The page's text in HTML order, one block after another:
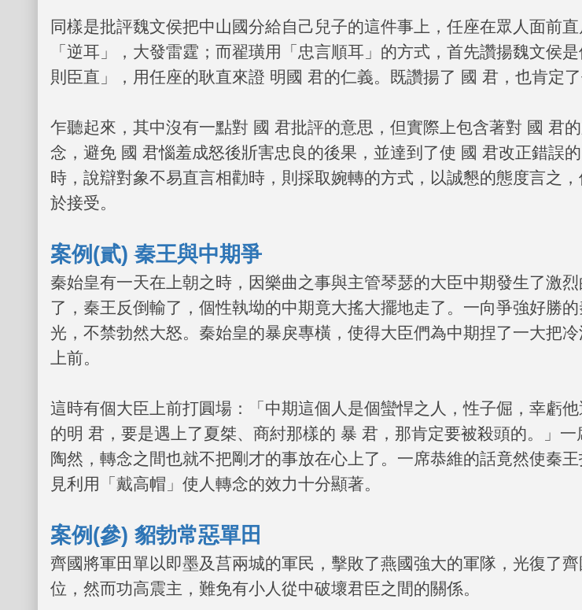
同樣是批評魏文侯把中山國分給自己兒子的這件事上，任座在眾人面前
「逆耳」，大發雷霆；而翟璜用「忠言順耳」的方式，首先讚揚魏文侯
則臣直」，用任座的耿直來證 明國 君的仁義。既讚揚了 國 君，也肯定了
乍聽起來，其中沒有一點對 國 君批評的意思，但實際上包含著對 國 君
念，避免 國 君惱羞成怒後斨害忠良的後果，並達到了使 國 君改正錯誤
時，說辯對象不易直言相勸時，則採取婉轉的方式，以誠懇的態度言之
於接受。
案例 (貳)秦王與中期爭
秦始皇有一天在上朝之時，因樂曲之事與主管琴瑟的大臣中期發生了激
了，秦王反倒輸了，個性執坳的中期竟大搖大擺地走了。一向爭強好勝
光，不禁勃然大怒。秦始皇的暴戾專橫，使得大臣們為中期捏了一大把
上前。
這時有個大臣上前打圓場：「中期這個人是個蠻悍之人，性子倔，幸虧
的明 君，要是遇上了夏桀、商紂那樣的 暴 君，那肯定要被殺頭的。」
陶然，轉念之間也就不把剛才的事放在心上了。一席恭維的話竟然使秦
見利用「戴高帽」使人轉念的效力十分顯著。
案例 (參) 貂勃常惡單田
齊國將軍田單以即墨及莒兩城的軍民，擊敗了燕國強大的軍隊，光復了
位，然而功高震主，難免有小人從中破壞君臣之間的關係。